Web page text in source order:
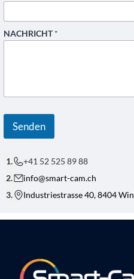
NACHRICHT*
Senden
+41 52 525 89 88
info@smart-cam.ch
Industriestrasse 40, 8404